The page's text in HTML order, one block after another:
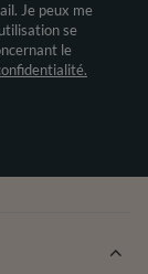
Je peux me
se
le